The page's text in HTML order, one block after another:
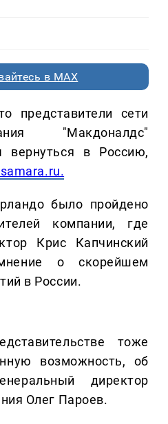
в MAX
представители сети
"Макдоналдс"
вернуться в Россию,
было пройдено
компании, где
Крис Капчинский
о скорейшем
в России.
тоже
возможность, об
директор
Олег Пароев.